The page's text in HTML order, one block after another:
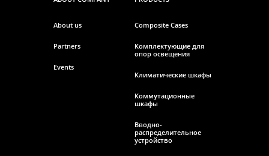
About us
Partners
Events
Composite Cases
Комплектующие для
опор освещения
Климатические шкафы
Коммутационные
шкафы
Вводно-
распределительное
устройство